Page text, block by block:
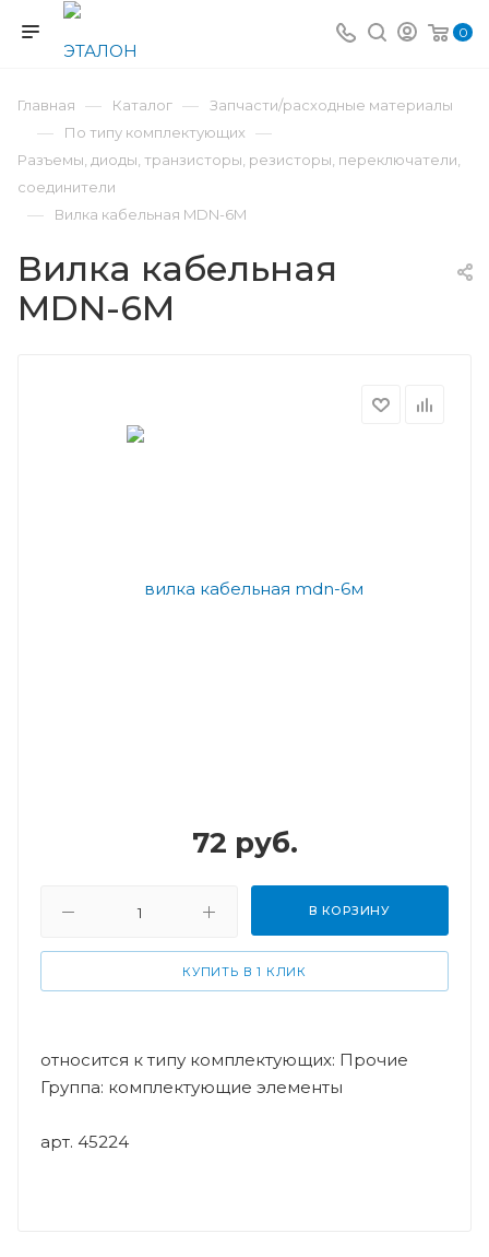
0
Главная — Каталог — Запчасти/расходные материалы
— По типу комплектующих —
Разъемы, диоды, транзисторы, резисторы, переключатели,
соединители
— Вилка кабельная MDN-6М
Вилка кабельная
MDN-6М
72 руб.
В КОРЗИНУ
КУПИТЬ В 1 КЛИК
относится к типу комплектующих: Прочие
Группа: комплектующие элементы
арт. 45224